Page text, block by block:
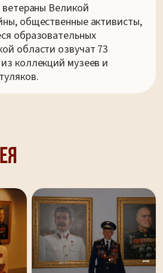
Великой
общественные активисты,
образовательных
области озвучат 73
коллекций музеев и